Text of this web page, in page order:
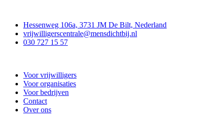
Hessenweg 106a, 3731 JM De Bilt, Nederland
vrijwilligerscentrale@mensdichtbij.nl
030 727 15 57
Voor vrijwilligers
Voor organisaties
Voor bedrijven
Contact
Over ons